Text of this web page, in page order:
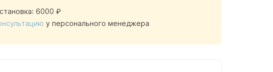
6000 ₽
у персонального менеджера